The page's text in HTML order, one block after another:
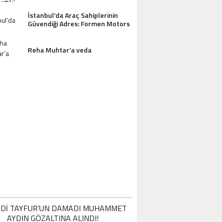
İstanbul’da Araç Sahiplerinin
Güvendiği Adres: Formen Motors
Reha Muhtar’a veda